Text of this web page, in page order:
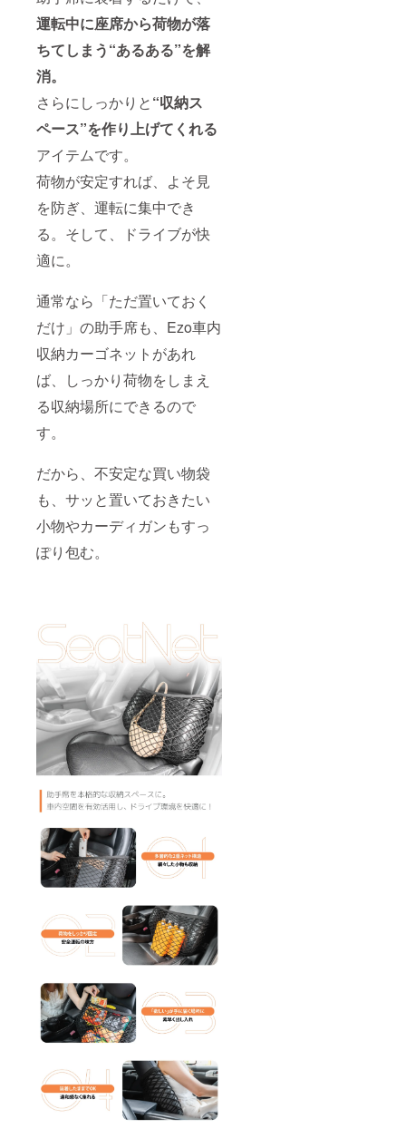
運転中に座席から荷物が落
ちてしまう“あるある”を解
消。
さらにしっかりと“収納ス
ペース”を作り上げてくれる
アイテムです。
荷物が安定すれば、よそ見
を防ぎ、運転に集中でき
る。そして、ドライブが快
適に。
通常なら「ただ置いておく
だけ」の助手席も、Ezo車内
収納カーゴネットがあれ
ば、しっかり荷物をしまえ
る収納場所にできるので
す。
だから、不安定な買い物袋
も、サッと置いておきたい
小物やカーディガンもすっ
ぽり包む。